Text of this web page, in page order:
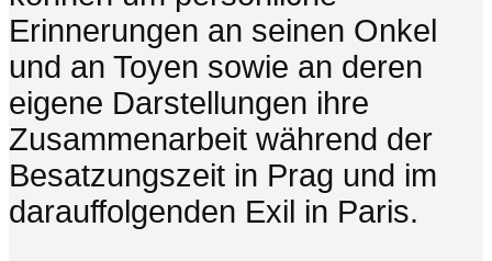
Erinnerungen an seinen Onkel
und an Toyen sowie an deren
eigene Darstellungen ihre
Zusammenarbeit während der
Besatzungszeit in Prag und im
darauffolgenden Exil in Paris.